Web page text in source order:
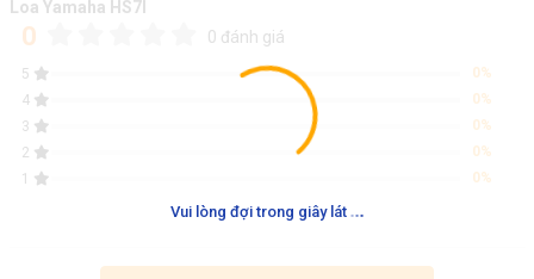
Vui lòng đợi trong giây lát ...
Loa Yamaha HS7I
0 0 đánh giá
5
0%
4
0%
3
0%
2
0%
1
0%